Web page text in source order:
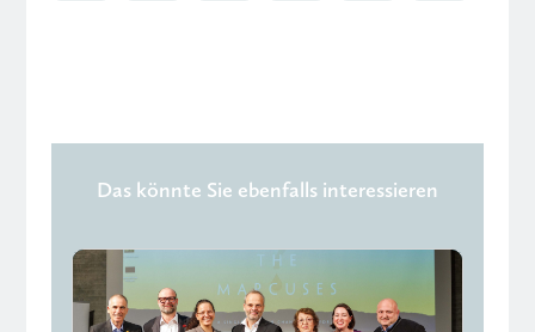
Das könnte Sie ebenfalls interessieren